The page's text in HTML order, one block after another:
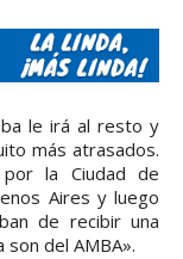
le irá al resto y
más atrasados.
la Ciudad de
Aires y luego
de recibir una
del AMBA».